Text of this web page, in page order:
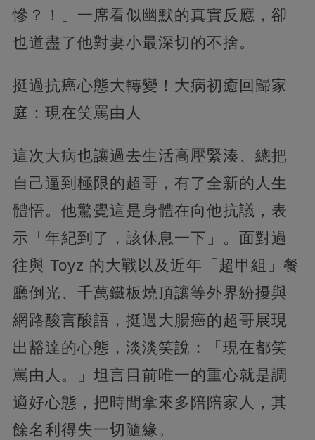
慘？！」一席看似幽默的真實反應，卻
也道盡了他對妻小最深切的不捨。
挺過抗癌心態大轉變！大病初癒回歸家
庭：現在笑罵由人
這次大病也讓過去生活高壓緊湊、總把
自己逼到極限的超哥，有了全新的人生
體悟。他驚覺這是身體在向他抗議，表
示「年紀到了，該休息一下」。面對過
往與 Toyz 的大戰以及近年「超甲組」餐
廳倒光、千萬鐵板燒頂讓等外界紛擾與
網路酸言酸語，挺過大腸癌的超哥展現
出豁達的心態，淡淡笑說：「現在都笑
罵由人。」坦言目前唯一的重心就是調
適好心態，把時間拿來多陪陪家人，其
餘名利得失一切隨緣。